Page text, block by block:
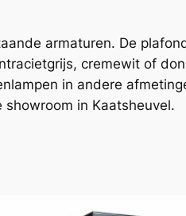
armaturen. De
cremewit of
in andere
in Kaatsheuvel.